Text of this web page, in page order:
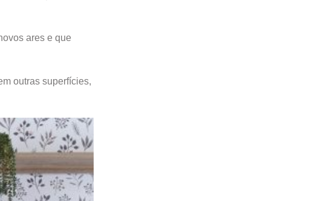
ares e que
outras superfícies,